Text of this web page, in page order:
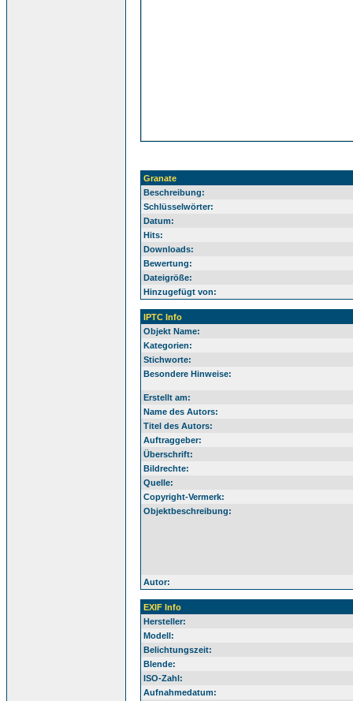
Granate
Beschreibung:
Schlüsselwörter:
Datum:
Hits:
Downloads:
Bewertung:
Dateigröße:
Hinzugefügt von:
IPTC Info
Objekt Name:
Kategorien:
Stichworte:
Besondere Hinweise:
Erstellt am:
Name des Autors:
Titel des Autors:
Auftraggeber:
Überschrift:
Bildrechte:
Quelle:
Copyright-Vermerk:
Objektbeschreibung:
Autor:
EXIF Info
Hersteller:
Modell:
Belichtungszeit:
Blende:
ISO-Zahl:
Aufnahmedatum: